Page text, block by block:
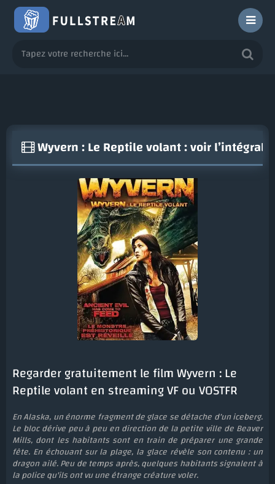
Wyvern : Le Reptile volant : voir
Regarder gratuitement le film Wyvern : Le
Reptile volant en streaming VF ou VOSTFR
En Alaska, un énorme fragment de glace se détache d'un iceberg.
Le bloc dérive peu à peu en direction de la petite ville de Beaver
Mills, dont les habitants sont en train de préparer une grande
fête. En échouant sur la plage, la glace révèle son contenu : un
dragon ailé. Peu de temps après, quelques habitants signalent à
la police qu'ils ont vu une étrange créature voler.